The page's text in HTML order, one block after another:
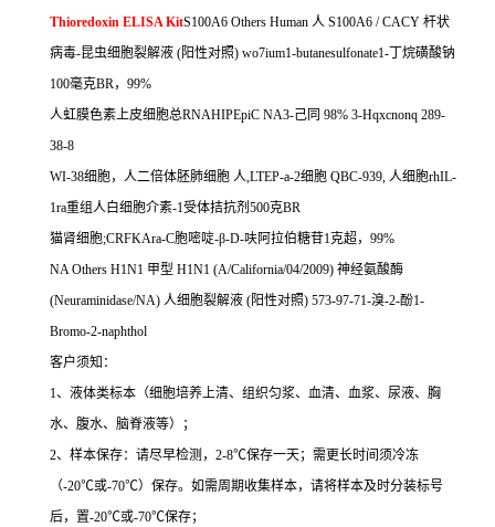
Thioredoxin ELISA KitS100A6 Others Human 人 S100A6 / CACY 杆状
病毒-昆虫细胞裂解液 (阳性对照) wo7ium1-butanesulfonate1- 丁烷磺酸钠
100毫克BR， 99%
人虹膜色素上皮细胞总RNAHIPEpiC NA3-己同 98% 3-Hqxcnonq 289-
38-8
WI-38细胞，人二倍体胚肺细胞 人,LTEP-a-2细胞 QBC-939, 人细胞rhIL-
1ra重组人白细胞介素-1受体拮抗剂 500克BR
猫肾细胞;CRFKAra-C胞嘧啶-β-D-呋阿拉伯糖苷1克超， 99%
NA Others H1N1 甲型 H1N1 (A/California/04/2009) 神经氨酸酶
(Neuraminidase/NA) 人细胞裂解液 (阳性对照) 573-97-71-溴-2-酚1-
Bromo-2-naphthol
客户须知：
1、液体类标本（细胞培养上清、组织匀浆、血清、血浆、尿液、胸
水、腹水、脑脊液等）；
2、样本保存：请尽早检测， 2-8℃保存一天；需更长时间须冷冻
（-20℃或-70℃）保存。如需周期收集样本，请将样本及时分装标号
后，置-20℃或-70℃保存；